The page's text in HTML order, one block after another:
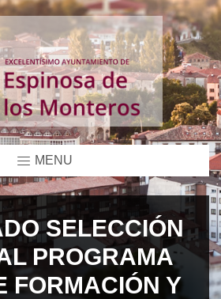
MENU
SELECCIÓN
PROGRAMA
FORMACIÓN Y